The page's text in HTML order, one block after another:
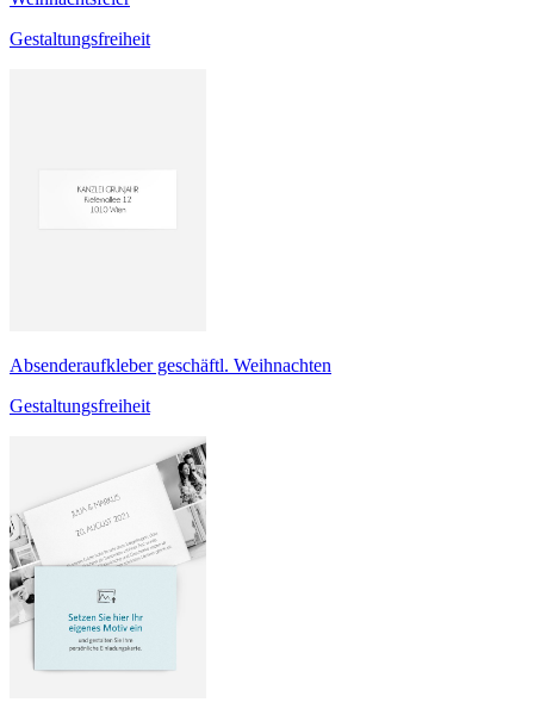
Gestaltungsfreiheit
Absenderaufkleber geschäftl. Weihnachten
Gestaltungsfreiheit